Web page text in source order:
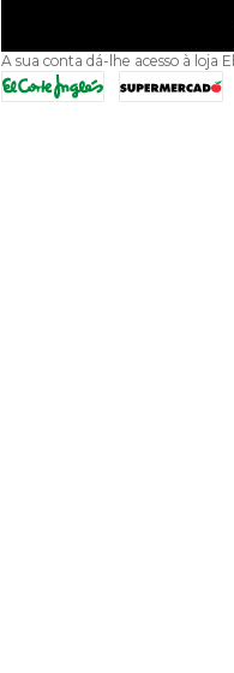
A sua conta dá-lhe acesso à loja